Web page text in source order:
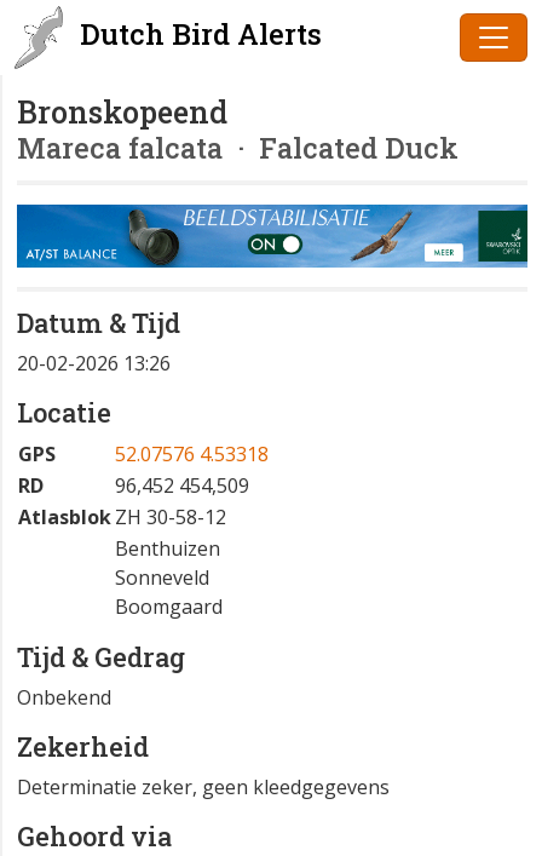
Dutch Bird Alerts
Bronskopeend
Mareca falcata · Falcated Duck
Datum & Tijd
20-02-2026 13:26
Locatie
GPS
52.07576 4.53318
RD
96,452 454,509
AtlasblokZH 30-58-12
Benthuizen
Sonneveld
Boomgaard
Tijd & Gedrag
Onbekend
Zekerheid
Determinatie zeker, geen kleedgegevens
Gehoord via